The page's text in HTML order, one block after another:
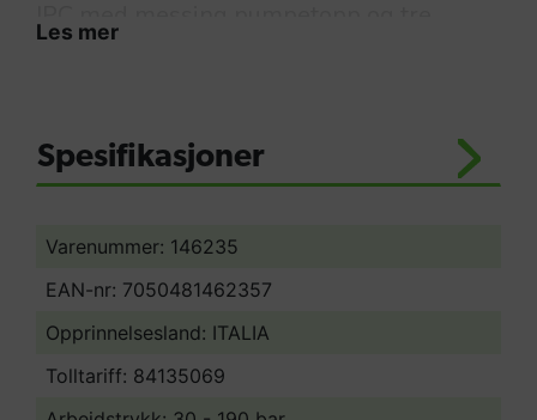
Varenummer: 146235
EAN-nr: 7050481462357
Opprinnelsesland: ITALIA
Tolltariff: 84135069
keramiske stempler. Trykkmanometer er
enkelt vedlikehold.
Festeplate for vegg er belagt med
Les mer
Spesifikasjoner